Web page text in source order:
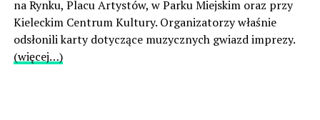
na Rynku, Placu Artystów, w Parku Miejskim oraz przy
Kieleckim Centrum Kultury. Organizatorzy właśnie
odsłonili karty dotyczące muzycznych gwiazd imprezy.
(więcej…)